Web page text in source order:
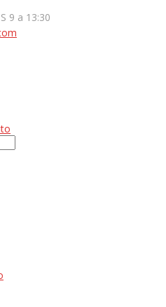
9 a 13:30